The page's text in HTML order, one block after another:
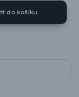
do košíku